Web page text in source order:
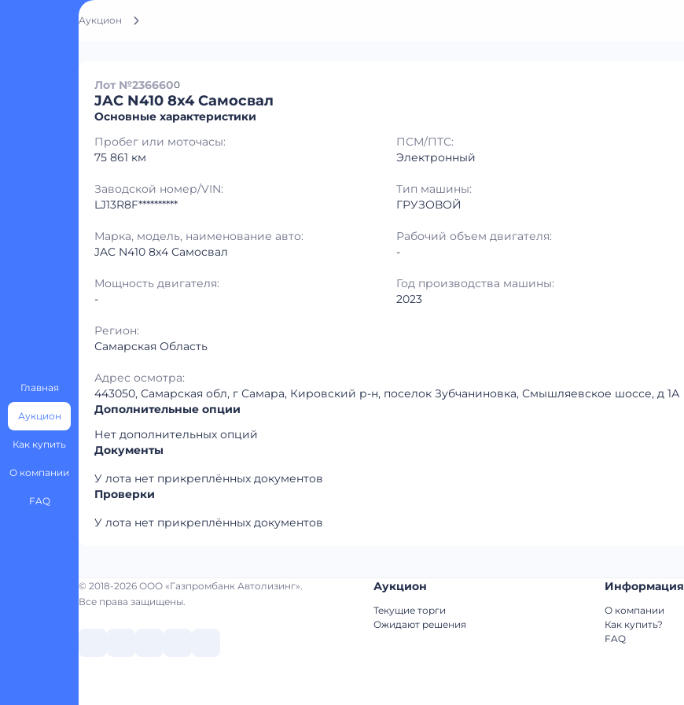
Главная
Аукцион
Как купить
О компании
FAQ
Аукцион
Лот №2366600
JAC N410 8x4 Самосвал
Основные характеристики
Пробег или моточасы:
75 861 км
ПСМ/ПТС:
Электронный
Заводской номер/VIN:
LJ13R8F**********
Тип машины:
ГРУЗОВОЙ
Марка, модель, наименование авто:
JAC N410 8x4 Самосвал
Рабочий объем двигателя:
-
Мощность двигателя:
-
Год производства машины:
2023
Регион:
Самарская Область
Адрес осмотра:
443050, Самарская обл, г Самара, Кировский р-н, поселок Зубчаниновка, Смышляевское шоссе, д 1А
Дополнительные опции
Нет дополнительных опций
Документы
У лота нет прикреплённых документов
Проверки
У лота нет прикреплённых документов
© 2018-2026 ООО «Газпромбанк Автолизинг».
Все права защищены.
Аукцион
Текущие торги
Ожидают решения
Информация
О компании
Как купить?
FAQ